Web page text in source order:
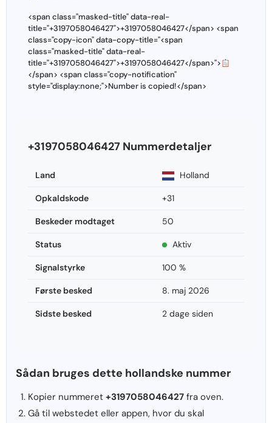
<span class="masked-title" data-real-
title="+3197058046427">+3197058046427</span> <span
class="copy-icon" data-copy-title="<span
class="masked-title" data-real-
title="+3197058046427">+3197058046427</span>">
</span> <span class="copy-notification"
style="display:none;">Number is copied!</span>
+3197058046427 Nummerdetaljer
Land Holland
Opkaldskode +31
Beskeder modtaget 50
Status Aktiv
Signalstyrke 100 %
Første besked 8. maj 2026
Sidste besked 2 dage siden
Sådan bruges dette hollandske nummer
Kopier nummeret +3197058046427 fra oven.
Gå til webstedet eller appen, hvor du skal